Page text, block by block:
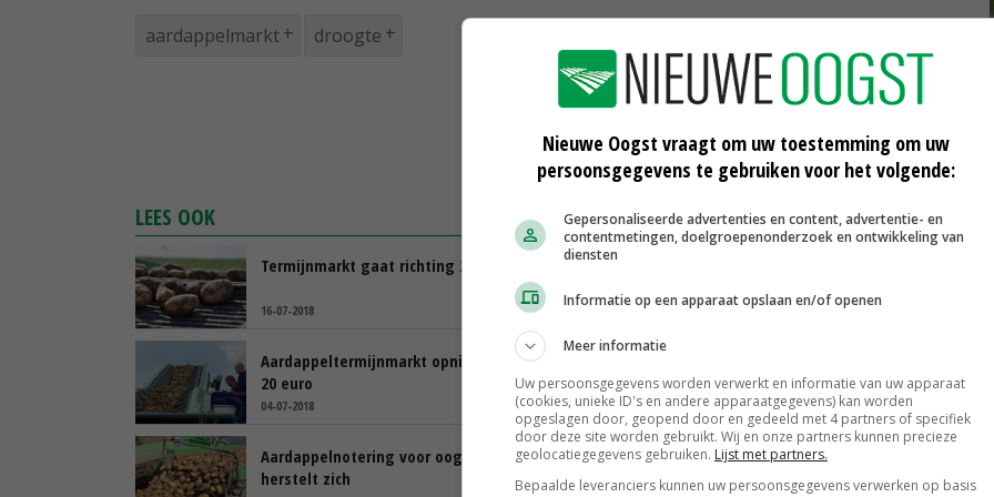
aardappelmarkt droogte
LEES OOK
Termijnmarkt gaat richting 23 euro
16-07-2018 09-07-2018
Aardappeltermijnmarkt opnieuw naar
20 euro
04-07-2018
aardappelen
27-06-2018
Aardappelnotering voor oogst 2018
herstelt zich
Duitsland en Frankrijk stuwen
aardappelexport
Nieuwe Oogst vraagt om uw toestemming om uw
persoonsgegevens te gebruiken voor het volgende:
Gepersonaliseerde advertenties en content, advertentie- en
contentmetingen, doelgroepenonderzoek en ontwikkeling van
diensten
Informatie op een apparaat opslaan en/of openen
Meer informatie
Uw persoonsgegevens worden verwerkt en informatie van uw apparaat
(cookies, unieke ID's en andere apparaatgegevens) kan worden
opgeslagen door, geopend door en gedeeld met 4 partners of specifiek
door deze site worden gebruikt. Wij en onze partners kunnen precieze
geolocatiegegevens gebruiken. Lijst met partners.
Bepaalde leveranciers kunnen uw persoonsgegevens verwerken op basis